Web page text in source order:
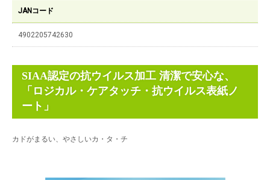
JANコード
4902205742630
SIAA認定の抗ウイルス加工 清潔で安心な、
「ロジカル・ケアタッチ・抗ウイルス表紙ノ
ート」
カドがまるい、やさしいカ・タ・チ